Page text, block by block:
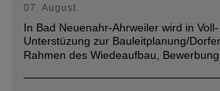
07. August
In Bad Neuenahr-Ahrweiler wird in
Unterstüzung zur Bauleitplanung/
Rahmen des Wiedeaufbau,